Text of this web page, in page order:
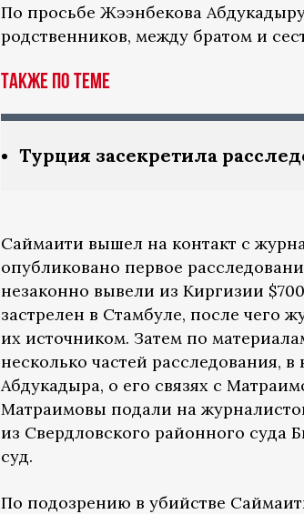
По просьбе Жээнбекова
родственников, между братом и
Также по теме
Турция засекретила
Саймаити вышел на контакт с
опубликовано первое
незаконно вывели из Киргизии
застрелен в Стамбуле, после чего
их источником. Затем по
несколько частей расследования,
Абдукадыра, о его связях с
Матраимовы подали на
из Свердловского районного суда
суд.
По подозрению в убийстве